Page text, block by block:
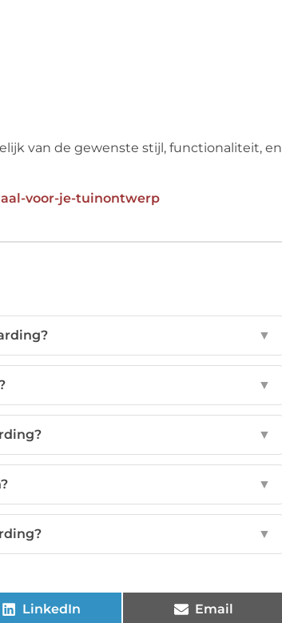
van de gewenste stijl, functionaliteit, en
voor-je-tuinontwerp
▼
▼
▼
▼
▼
LinkedIn Email